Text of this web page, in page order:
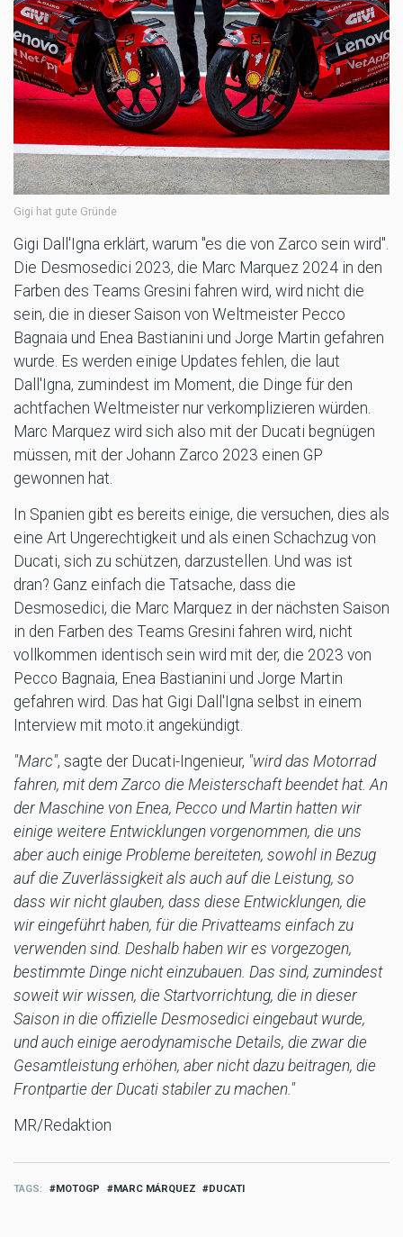
Gigi hat gute Gründe
Gigi Dall'Igna erklärt, warum "es die von Zarco sein wird".
Die Desmosedici 2023, die Marc Marquez 2024 in den
Farben des Teams Gresini fahren wird, wird nicht die
sein, die in dieser Saison von Weltmeister Pecco
Bagnaia und Enea Bastianini und Jorge Martin gefahren
wurde. Es werden einige Updates fehlen, die laut
Dall'Igna, zumindest im Moment, die Dinge für den
achtfachen Weltmeister nur verkomplizieren würden.
Marc Marquez wird sich also mit der Ducati begnügen
müssen, mit der Johann Zarco 2023 einen GP
gewonnen hat.
In Spanien gibt es bereits einige, die versuchen, dies als
eine Art Ungerechtigkeit und als einen Schachzug von
Ducati, sich zu schützen, darzustellen. Und was ist
dran? Ganz einfach die Tatsache, dass die
Desmosedici, die Marc Marquez in der nächsten Saison
in den Farben des Teams Gresini fahren wird, nicht
vollkommen identisch sein wird mit der, die 2023 von
Pecco Bagnaia, Enea Bastianini und Jorge Martin
gefahren wird. Das hat Gigi Dall'Igna selbst in einem
Interview mit moto.it angekündigt.
"Marc", sagte der Ducati-Ingenieur, "wird das Motorrad
fahren, mit dem Zarco die Meisterschaft beendet hat. An
der Maschine von Enea, Pecco und Martin hatten wir
einige weitere Entwicklungen vorgenommen, die uns
aber auch einige Probleme bereiteten, sowohl in Bezug
auf die Zuverlässigkeit als auch auf die Leistung, so
dass wir nicht glauben, dass diese Entwicklungen, die
wir eingeführt haben, für die Privatteams einfach zu
verwenden sind. Deshalb haben wir es vorgezogen,
bestimmte Dinge nicht einzubauen. Das sind, zumindest
soweit wir wissen, die Startvorrichtung, die in dieser
Saison in die offizielle Desmosedici eingebaut wurde,
und auch einige aerodynamische Details, die zwar die
Gesamtleistung erhöhen, aber nicht dazu beitragen, die
Frontpartie der Ducati stabiler zu machen."
MR/Redaktion
TAGS MOTOGP MARC MÁRQUEZ DUCATI